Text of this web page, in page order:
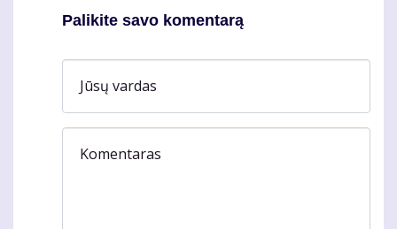
Palikite savo komentarą
Jūsų vardas
Komentaras